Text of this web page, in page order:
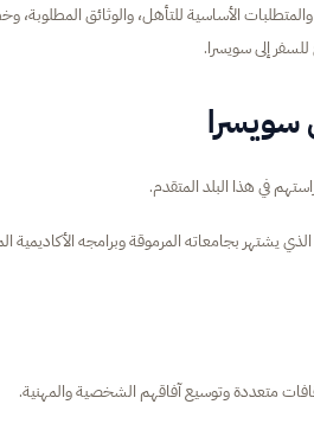
الأساسية للتأهل، والوثائق
إلى سويسرا.
سويسرا
في هذا البلد المتقدم.
يشتهر بجامعاته المرموقة وبرامجه الأكاديمية
متعددة وتوسيع آفاقهم الشخصية والمهنية.